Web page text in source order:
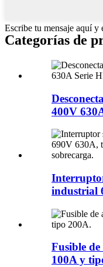
Escribe tu mensaje aquí y
Categorías de
400V
industrial
Fusible
100A y